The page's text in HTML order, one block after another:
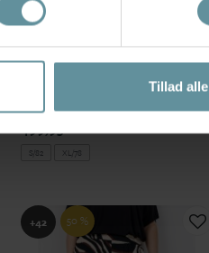
Tillad alle
Wasabi WA-SELMA 2 - Mørkeblå
499,95 kr
S/82 XL/78
+42 50 %